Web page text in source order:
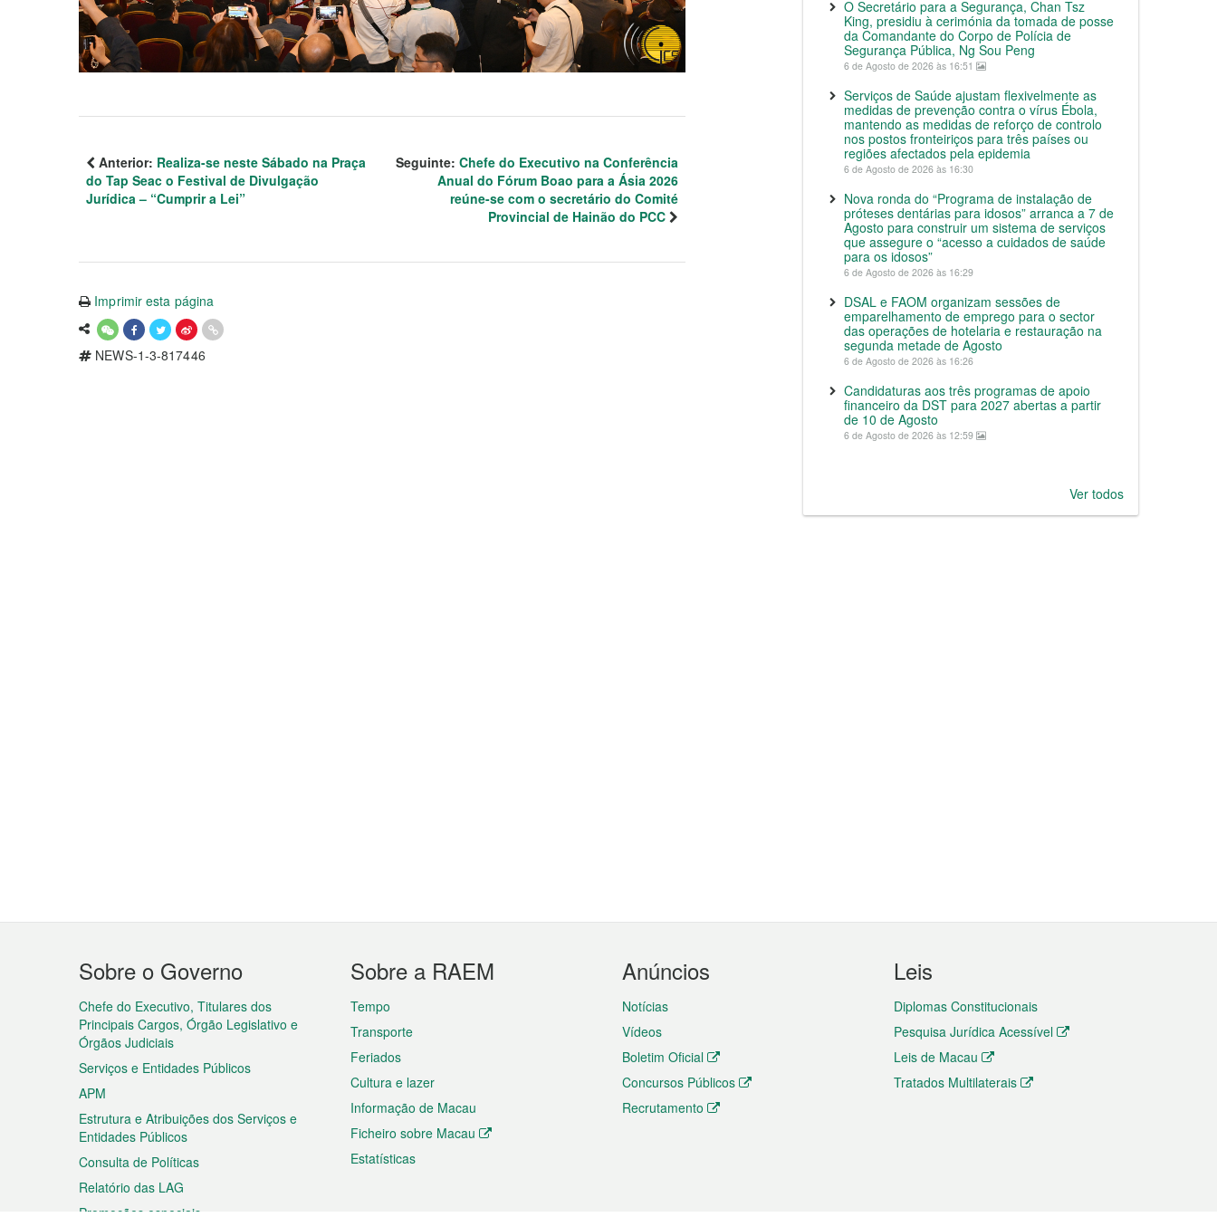
Anterior: Realiza-se neste Sábado na Praça
do Tap Seac o Festival de Divulgação
Jurídica – “Cumprir a Lei”
Seguinte: Chefe do Executivo na Conferência
Anual do Fórum Boao para a Ásia 2026
reúne-se com o secretário do Comité
Provincial de Hainão do PCC
Imprimir esta página
NEWS-1-3-817446
O Secretário para a Segurança, Chan Tsz
King, presidiu à cerimónia da tomada de posse
da Comandante do Corpo de Polícia de
Segurança Pública, Ng Sou Peng
6 de Agosto de 2026 às 16:51
Serviços de Saúde ajustam flexivelmente as
medidas de prevenção contra o vírus Ébola,
mantendo as medidas de reforço de controlo
nos postos fronteiriços para três países ou
regiões afectados pela epidemia
6 de Agosto de 2026 às 16:30
Nova ronda do “Programa de instalação de
próteses dentárias para idosos” arranca a 7 de
Agosto para construir um sistema de serviços
que assegure o “acesso a cuidados de saúde
para os idosos”
6 de Agosto de 2026 às 16:29
DSAL e FAOM organizam sessões de
emparelhamento de emprego para o sector
das operações de hotelaria e restauração na
segunda metade de Agosto
6 de Agosto de 2026 às 16:26
Candidaturas aos três programas de apoio
financeiro da DST para 2027 abertas a partir
de 10 de Agosto
6 de Agosto de 2026 às 12:59
Ver todos
Menu
do
rodapé
Sobre o Governo
Chefe do Executivo, Titulares dos
Principais Cargos, Órgão Legislativo e
Órgãos Judiciais
Serviços e Entidades Públicos
APM
Estrutura e Atribuições dos Serviços e
Entidades Públicos
Consulta de Políticas
Relatório das LAG
Promoções especiais
Sobre a RAEM
Tempo
Transporte
Feriados
Cultura e lazer
Informação de Macau
Ficheiro sobre Macau
Estatísticas
Anúncios
Notícias
Vídeos
Boletim Oficial
Concursos Públicos
Recrutamento
Leis
Diplomas Constitucionais
Pesquisa Jurídica Acessível
Leis de Macau
Tratados Multilaterais